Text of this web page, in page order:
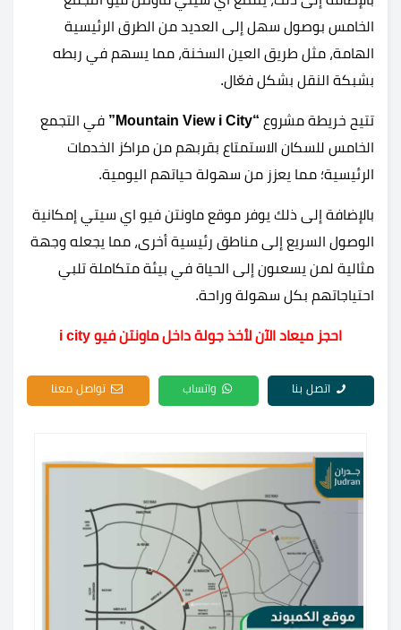
الخامس بوصول سهل إلى العديد من الطرق الرئيسية
الهامة، مثل طريق العين السخنة، مما يسهم في ربطه
بشبكة النقل بشكل فعّال.
تتيح خريطة مشروع “Mountain View i City”
في التجمع
الخامس للسكان الاستمتاع بقربهم من مراكز الخدمات
الرئيسية؛ مما يعزز من سهولة حياتهم اليومية.
بالإضافة إلى ذلك يوفر موقع ماونتن فيو اي سيتي إمكانية
الوصول السريع إلى مناطق رئيسية أخرى، مما يجعله وجهة
مثالية لمن يسعىون إلى الحياة في بيئة متكاملة تلبي
احتياجاتهم بكل سهولة وراحة.
احجز ميعاد الآن لأخذ جولة داخل ماونتن فيو i city
اتصل بنا واتساب تواصل معنا